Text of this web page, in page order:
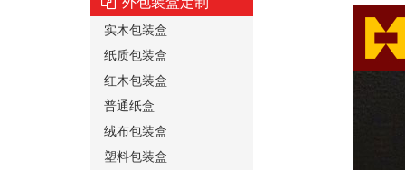
实木包装盒
纸质包装盒
红木包装盒
普通纸盒
绒布包装盒
塑料包装盒